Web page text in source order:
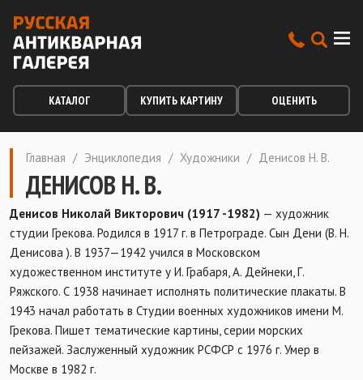
КАТАЛОГ КУПИТЬ КАРТИНУ ОЦЕНИТЬ
Главная / Энциклопедия / Художники / Денисов Н. В.
ДЕНИСОВ Н. В.
Денисов Николай Викторович (1917 -1982) — художник
студии Грекова. Родился в 1917 г. в Петрограде. Сын Дени (В. Н.
Денисова ). В 1937—1942 учился в Московском
художественном институте у И. Грабаря, А. Дейнеки, Г.
Ряжского. С 1938 начинает исполнять политические плакаты. В
1943 начал работать в Студии военных художников имени М.
Грекова. Пишет тематические картины, серии морских
пейзажей. Заслуженный художник РСФСР с 1976 г. Умер в
Москве в 1982 г.